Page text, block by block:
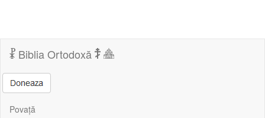
Biblia Ortodoxă
Povață